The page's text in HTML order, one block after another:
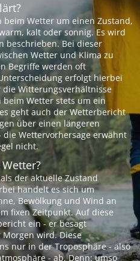
beim Wetter um einen Zustand,
kalt oder sonnig. Es wird
beschrieben. Bei dieser
Wetter und Klima zu
Begriffe werden oft
erfolgt hierbei
Witterungsverhältnisse
Wetter stets um ein
geht auch der Wetterbericht
über einen längeren
Wettervorhersage erwähnt
nicht.
der aktuelle Zustand
handelt es sich um
Bewölkung und Wind an
fixen Zeitpunkt. Auf diese
ein - er besagt
wird. Diese
nur in der Troposphäre - also
- ab. Denn: umso